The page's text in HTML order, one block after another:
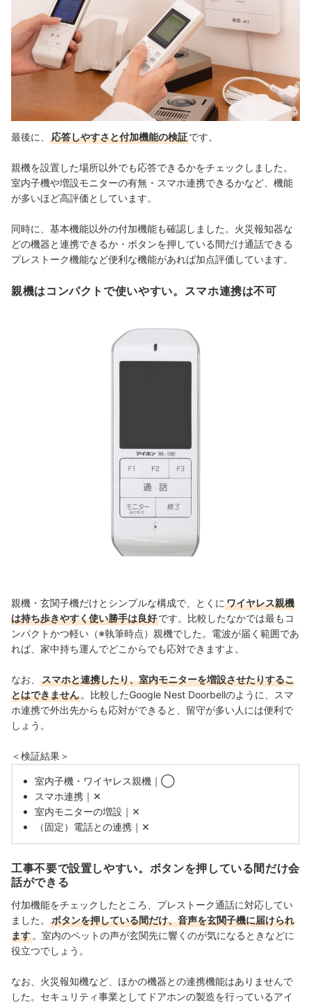
最後に、 応答しやすさと付加機能の検証です。
親機を設置した場所以外でも応答できるかをチェックしました。
室内子機や増設モニターの有無・スマホ連携できるかなど、機能
が多いほど高評価としています。
同時に、基本機能以外の付加機能も確認しました。火災報知器な
どの機器と連携できるか・ボタンを押している間だけ通話できる
プレストーク機能など便利な機能があれば加点評価しています。
親機はコンパクトで使いやすい。スマホ連携は不可
親機・玄関子機だけとシンプルな構成で、とくに ワイヤレス親機
は持ち歩きやすく使い勝手は良好です。比較したなかでは最もコ
ンパクトかつ軽い（※執筆時点）親機でした。電波が届く範囲であ
れば、家中持ち運んでどこからでも応対できますよ。
なお、
スマホと連携したり、室内モニターを増設させたりするこ
とはできません 。比較したGoogle Nest Doorbellのように、スマ
ホ連携で外出先からも応対ができると、留守が多い人には便利で
しょう。
＜検証結果＞
室内子機・ワイヤレス親機｜◯
スマホ連携｜✕
室内モニターの増設｜✕
（固定）電話との連携｜✕
工事不要で設置しやすい。ボタンを押している間だけ会
話ができる
付加機能をチェックしたところ、プレストーク通話に対応してい
ました。
ボタンを押している間だけ、音声を玄関子機に届けられ
ます 。室内のペットの声が玄関先に響くのが気になるときなどに
役立つでしょう。
なお、火災報知機など、ほかの機器との連携機能はありませんで
した。 セキュリティ事業としてドアホンの製造を行っているアイ